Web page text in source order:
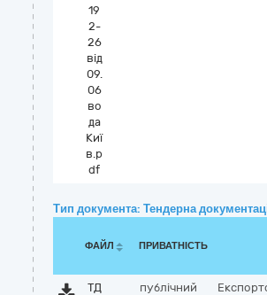
19
2-
26
від
09.
06
во
да
Киї
в.p
df
Тип документа: Тендерна
ФАЙЛ ПРИВАТНІСТЬ
ТД
публічний